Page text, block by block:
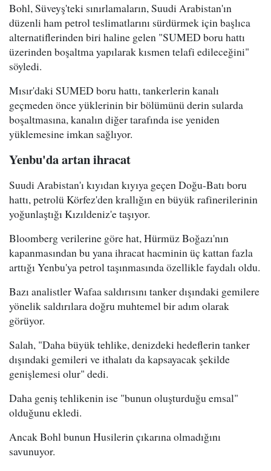
Bohl, Süveyş'teki sınırlamaların, Suudi Arabistan'ın
düzenli ham petrol teslimatlarını sürdürmek için başlıca
alternatiflerinden biri haline gelen "SUMED boru hattı
üzerinden boşaltma yapılarak kısmen telafi edileceğini"
söyledi.
Mısır'daki SUMED boru hattı, tankerlerin kanalı
geçmeden önce yüklerinin bir bölümünü derin sularda
boşaltmasına, kanalın diğer tarafında ise yeniden
yüklemesine imkan sağlıyor.
Yenbu'da artan ihracat
Suudi Arabistan'ı kıyıdan kıyıya geçen Doğu-Batı boru
hattı, petrolü Körfez'den krallığın en büyük rafinerilerinin
yoğunlaştığı Kızıldeniz'e taşıyor.
Bloomberg verilerine göre hat, Hürmüz Boğazı'nın
kapanmasından bu yana ihracat hacminin üç kattan fazla
arttığı Yenbu'ya petrol taşınmasında özellikle faydalı oldu.
Bazı analistler Wafaa saldırısını tanker dışındaki gemilere
yönelik saldırılara doğru muhtemel bir adım olarak
görüyor.
Salah, "Daha büyük tehlike, denizdeki hedeflerin tanker
dışındaki gemileri ve ithalatı da kapsayacak şekilde
genişlemesi olur" dedi.
Daha geniş tehlikenin ise "bunun oluşturduğu emsal"
olduğunu ekledi.
Ancak Bohl bunun Husilerin çıkarına olmadığını
savunuyor.